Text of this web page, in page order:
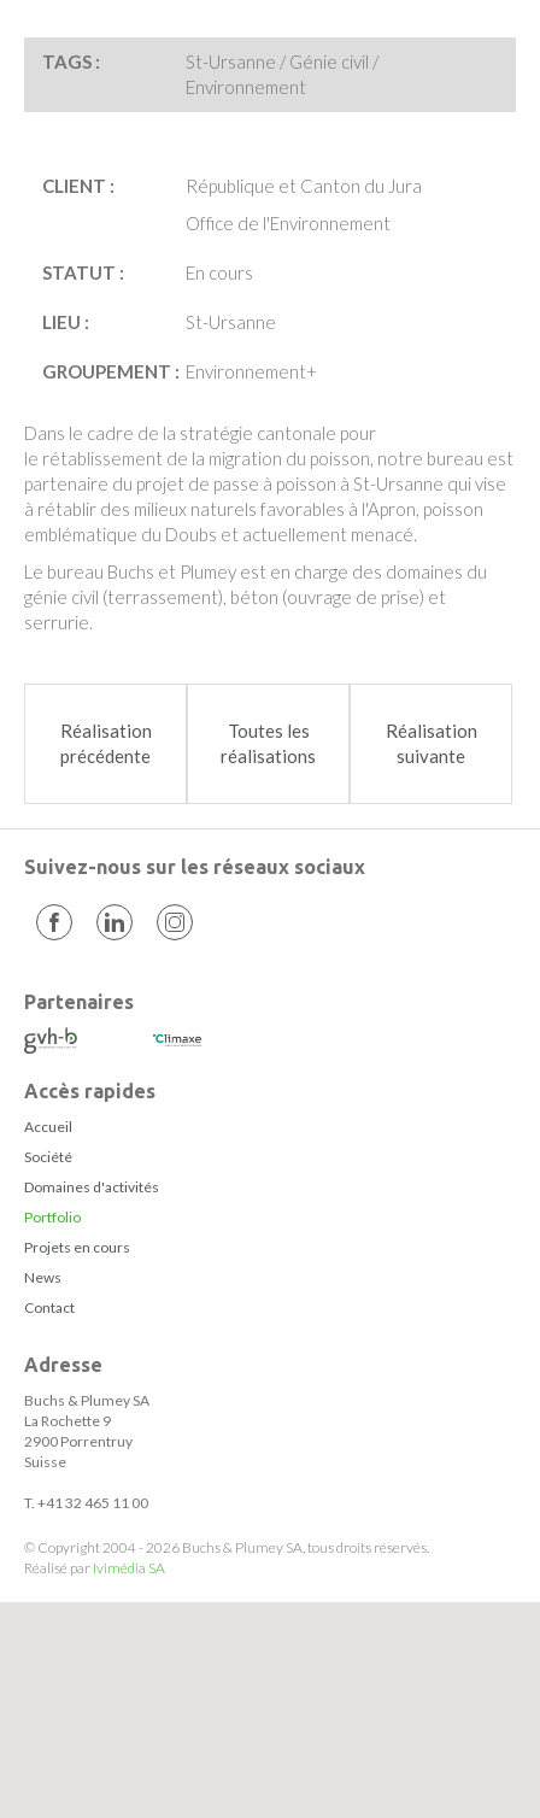
TAGS :
St-Ursanne / Génie civil /
Environnement
CLIENT :
République et Canton du Jura
Office de l'Environnement
STATUT : En cours
LIEU : St-Ursanne
GROUPEMENT : Environnement+
Dans le cadre de la stratégie cantonale pour
le rétablissement de la migration du poisson, notre bureau est
partenaire du projet de passe à poisson à St-Ursanne qui vise
à rétablir des milieux naturels favorables à l'Apron, poisson
emblématique du Doubs et actuellement menacé.
Le bureau Buchs et Plumey est en charge des domaines du
génie civil (terrassement), béton (ouvrage de prise) et
serrurie.
Réalisation
précédente
Toutes les
réalisations
Réalisation
suivante
Suivez-nous sur les réseaux sociaux
Partenaires
Accès rapides
Accueil
Société
Domaines d'activités
Portfolio
Projets en cours
News
Contact
Adresse
Buchs & Plumey SA
La Rochette 9
2900 Porrentruy
Suisse
T. +41 32 465 11 00
© Copyright 2004 - 2026 Buchs & Plumey SA, tous droits réservés.
Réalisé par Ivimédia SA